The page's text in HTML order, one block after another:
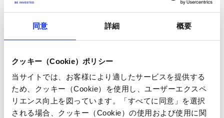
同意 詳細 概要
クッキー（Cookie）ポリシー
当サイトでは、お客様により適したサービスを提供する
ため、クッキー（Cookie）を使用し、ユーザーエクスペ
リエンス向上を図っています。「すべてに同意」を選択
される場合、クッキー（Cookie）の使用および使用に関
関連記事
取引ツール内での回答検索、問合せ方法
海外からの当社サービスのご利用について